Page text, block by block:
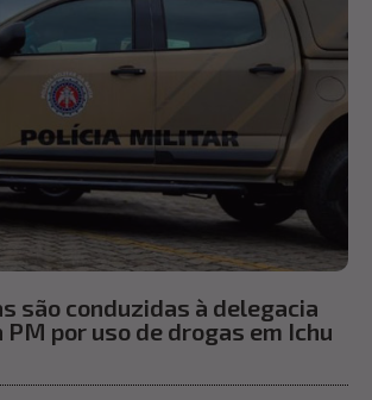
são conduzidas à delegacia
PM por uso de drogas em Ichu